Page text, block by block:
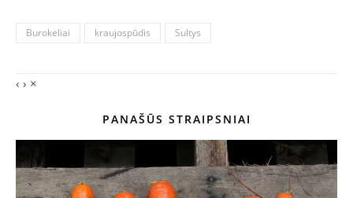
Burokėliai kraujospūdis Sultys
‹ › ×
PANAŠŪS STRAIPSNIAI